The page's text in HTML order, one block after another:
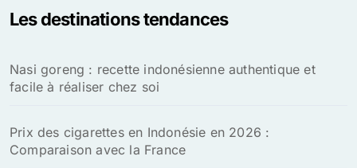
r
e
r
Les destinations tendances
Nasi goreng : recette indonésienne authentique et
facile à réaliser chez soi
Prix des cigarettes en Indonésie en 2026 :
Comparaison avec la France